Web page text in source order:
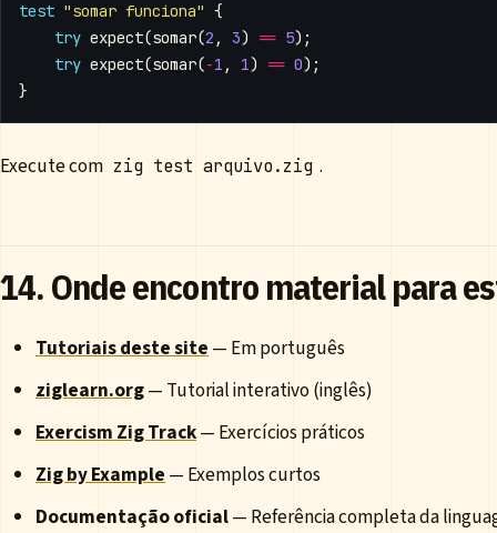
test "somar funciona" {
try expect(somar(2 , 3) == 5);
try expect(somar(-1 , 1) == 0);
}
Execute com zig test arquivo.zig .
14. Onde encontro material para
Tutoriais deste site— Em português
ziglearn.org— Tutorial interativo (inglês)
Exercism Zig Track— Exercícios práticos
Zig by Example— Exemplos curtos
Documentação oficial— Referência completa da